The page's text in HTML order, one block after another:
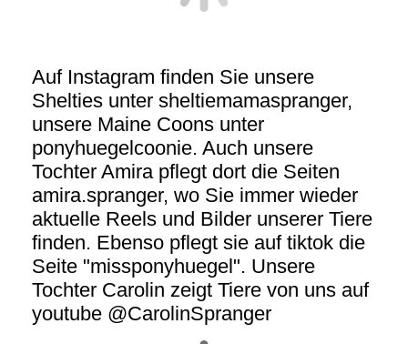
Auf Instagram finden Sie unsere
Shelties unter sheltiemamaspranger,
unsere Maine Coons unter
ponyhuegelcoonie. Auch unsere
Tochter Amira pflegt dort die Seiten
amira.spranger, wo Sie immer wieder
aktuelle Reels und Bilder unserer Tiere
finden. Ebenso pflegt sie auf tiktok die
Seite "missponyhuegel". Unsere
Tochter Carolin zeigt Tiere von uns auf
youtube @CarolinSpranger